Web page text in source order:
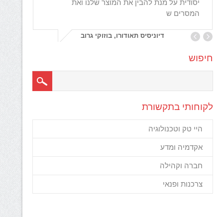
יסודית על מנת להבין את המוצר שלנו ואת
המסרים ש
דיוניסיס תאודורו, בוזוקי גרוב
חיפוש
לקוחותי בתקשורת
היי טק וטכנולוגיה
אקדמיה ומדע
חברה וקהילה
צרכנות ופנאי